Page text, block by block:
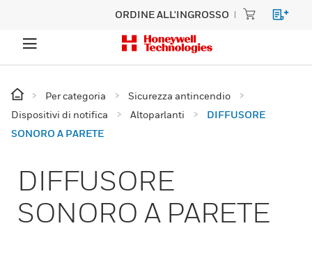
ORDINE ALL'INGROSSO
Per categoria
Sicurezza antincendio
Dispositivi di notifica
Altoparlanti
DIFFUSORE
SONORO A PARETE
DIFFUSORE
SONORO A PARETE